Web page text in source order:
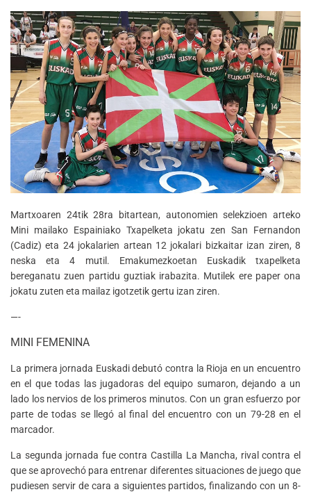
Martxoaren 24tik 28ra bitartean, autonomien selekzioen arteko
Mini mailako Espainiako Txapelketa jokatu zen San Fernandon
(Cadiz) eta 24 jokalarien artean 12 jokalari bizkaitar izan ziren, 8
neska eta 4 mutil. Emakumezkoetan Euskadik txapelketa
bereganatu zuen partidu guztiak irabazita. Mutilek ere paper ona
jokatu zuten eta mailaz igotzetik gertu izan ziren.
—-
MINI FEMENINA
La primera jornada Euskadi debutó contra la Rioja en un encuentro
en el que todas las jugadoras del equipo sumaron, dejando a un
lado los nervios de los primeros minutos. Con un gran esfuerzo por
parte de todas se llegó al final del encuentro con un 79-28 en el
marcador.
La segunda jornada fue contra Castilla La Mancha, rival contra el
que se aprovechó para entrenar diferentes situaciones de juego que
pudiesen servir de cara a siguientes partidos, finalizando con un 8-